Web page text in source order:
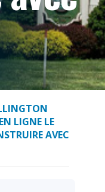
LIGNE LE
AVEC